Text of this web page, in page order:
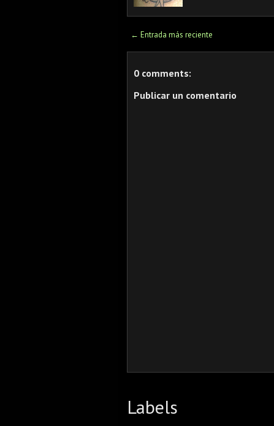
← Entrada más reciente
0 comments:
Publicar un comentario
Labels